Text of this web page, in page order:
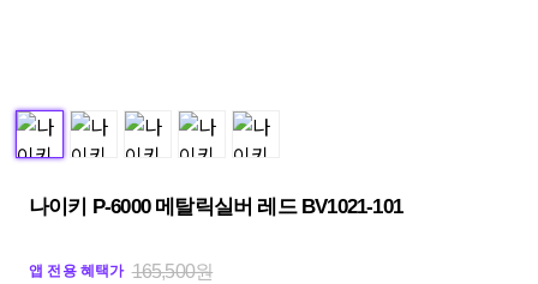
나이키 P-6000 메탈릭실버 레드 BV1021-101
앱 전용 혜택가 165,500원